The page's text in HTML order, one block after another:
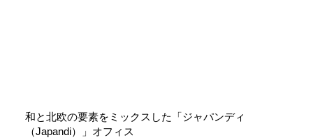
和と北欧の要素をミックスした「ジャパンディ
（Japandi）」オフィス